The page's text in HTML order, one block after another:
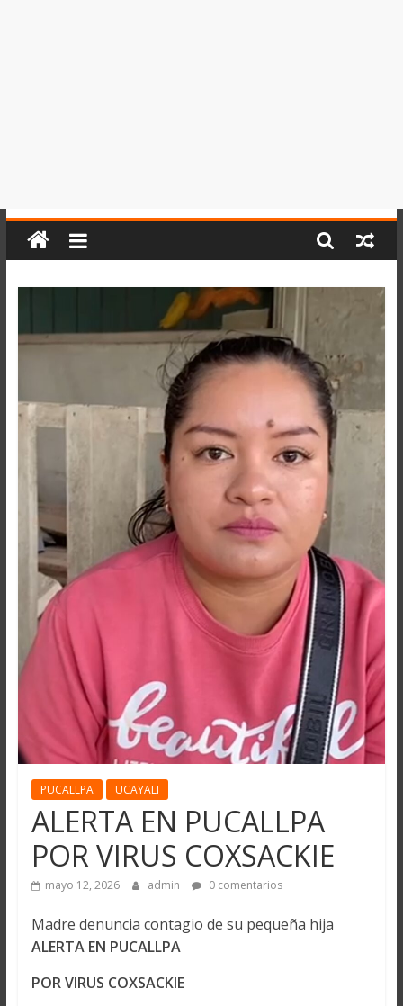
PUCALLPA UCAYALI
ALERTA EN PUCALLPA
POR VIRUS COXSACKIE
mayo 12, 2026 admin 0 comentarios
Madre denuncia contagio de su pequeña hija
ALERTA EN PUCALLPA
POR VIRUS COXSACKIE